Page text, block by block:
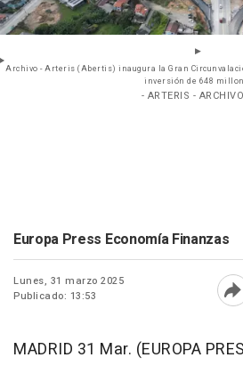
Archivo - Arteris (Abertis) inaugura la Gran
inversión de 648
- ARTERIS - ARCHIVO
Europa Press Economía Finanzas
Lunes, 31 marzo 2025
Publicado: 13:53
MADRID 31 Mar. (EUROPA